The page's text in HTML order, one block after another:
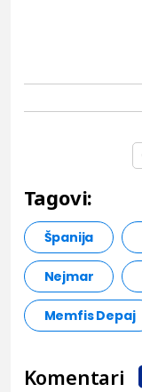
Tagovi:
Španija
Nejmar
Memfis Depaj
Komentari